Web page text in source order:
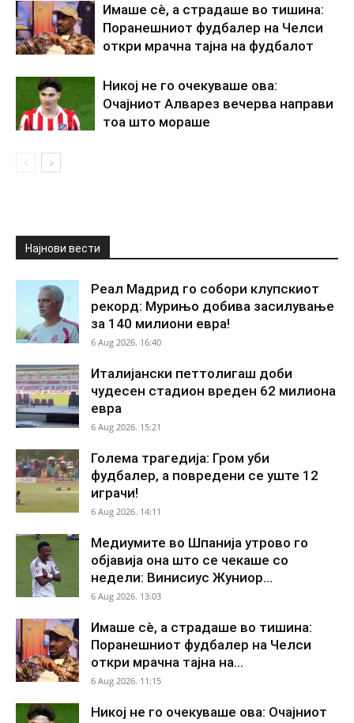
Имаше сè, а страдаше во тишина:
Поранешниот фудбалер на Челси
откри мрачна тајна на фудбалот
Никој не го очекуваше ова:
Очајниот Алварез вечерва направи
тоа што мораше
Најнови вести
Реал Мадрид го собори клупскиот
рекорд: Мурињо добива засилување
за 140 милиони евра!
6 Aug 2026. 16:40
Италијански петтолигаш доби
чудесен стадион вреден 62 милиона
евра
6 Aug 2026. 15:21
Голема трагедија: Гром уби
фудбалер, а повредени се уште 12
играчи!
6 Aug 2026. 14:11
Медиумите во Шпанија утрово го
објавија она што се чекаше со
недели: Винисиус Жуниор...
6 Aug 2026. 13:03
Имаше сè, а страдаше во тишина:
Поранешниот фудбалер на Челси
откри мрачна тајна на...
6 Aug 2026. 11:15
Никој не го очекуваше ова: Очајниот